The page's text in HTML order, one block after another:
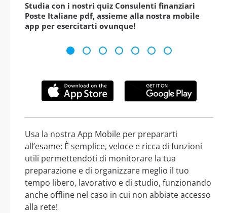
Studia con i nostri quiz Consulenti finanziari
Poste Italiane pdf, assieme alla nostra mobile
app per esercitarti ovunque!
Usa la nostra App Mobile per prepararti
all’esame: È semplice, veloce e ricca di funzioni
utili permettendoti di monitorare la tua
preparazione e di organizzare meglio il tuo
tempo libero, lavorativo e di studio, funzionando
anche offline nel caso in cui non abbiate accesso
alla rete!